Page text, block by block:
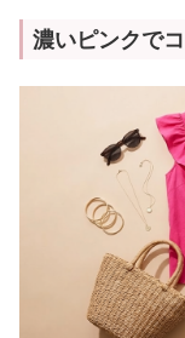
濃いピンクで